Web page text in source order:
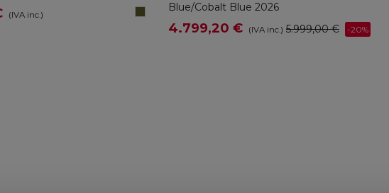
(IVA inc.)
Blue/Cobalt Blue 2026
4.799,20 € (IVA inc.) 5.999,00 € -20%